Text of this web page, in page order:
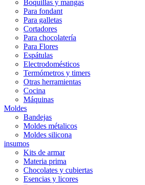
Boquillas y mangas
Para fondant
Para galletas
Cortadores
Para chocolatería
Para Flores
Espátulas
Electrodomésticos
Termómetros y timers
Otras herramientas
Cocina
Máquinas
Moldes
Bandejas
Moldes métalicos
Moldes silicona
insumos
Kits de armar
Materia prima
Chocolates y cubiertas
Esencias y licores